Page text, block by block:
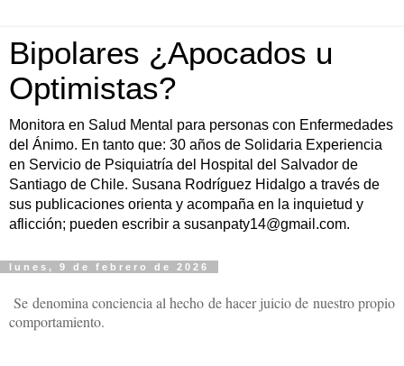
Bipolares ¿Apocados u
Optimistas?
Monitora en Salud Mental para personas con Enfermedades
del Ánimo. En tanto que: 30 años de Solidaria Experiencia
en Servicio de Psiquiatría del Hospital del Salvador de
Santiago de Chile. Susana Rodríguez Hidalgo a través de
sus publicaciones orienta y acompaña en la inquietud y
aflicción; pueden escribir a susanpaty14@gmail.com.
lunes, 9 de febrero de 2026
Se denomina conciencia al hecho de hacer juicio de nuestro propio
comportamiento.